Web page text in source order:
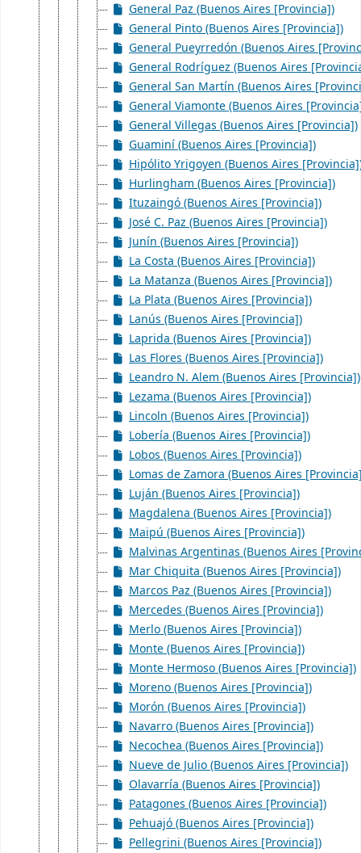
General Paz (Buenos Aires [Provincia])
General Pinto (Buenos Aires [Provincia])
General Pueyrredón (Buenos Aires
General Rodríguez (Buenos Aires
General San Martín (Buenos Aires
General Viamonte (Buenos Aires
General Villegas (Buenos Aires [Provincia])
Guaminí (Buenos Aires [Provincia])
Hipólito Yrigoyen (Buenos Aires
Hurlingham (Buenos Aires [Provincia])
Ituzaingó (Buenos Aires [Provincia])
José C. Paz (Buenos Aires [Provincia])
Junín (Buenos Aires [Provincia])
La Costa (Buenos Aires [Provincia])
La Matanza (Buenos Aires [Provincia])
La Plata (Buenos Aires [Provincia])
Lanús (Buenos Aires [Provincia])
Laprida (Buenos Aires [Provincia])
Las Flores (Buenos Aires [Provincia])
Leandro N. Alem (Buenos Aires [Provincia])
Lezama (Buenos Aires [Provincia])
Lincoln (Buenos Aires [Provincia])
Lobería (Buenos Aires [Provincia])
Lobos (Buenos Aires [Provincia])
Lomas de Zamora (Buenos Aires
Luján (Buenos Aires [Provincia])
Magdalena (Buenos Aires [Provincia])
Maipú (Buenos Aires [Provincia])
Malvinas Argentinas (Buenos Aires
Mar Chiquita (Buenos Aires [Provincia])
Marcos Paz (Buenos Aires [Provincia])
Mercedes (Buenos Aires [Provincia])
Merlo (Buenos Aires [Provincia])
Monte (Buenos Aires [Provincia])
Monte Hermoso (Buenos Aires [Provincia])
Moreno (Buenos Aires [Provincia])
Morón (Buenos Aires [Provincia])
Navarro (Buenos Aires [Provincia])
Necochea (Buenos Aires [Provincia])
Nueve de Julio (Buenos Aires [Provincia])
Olavarría (Buenos Aires [Provincia])
Patagones (Buenos Aires [Provincia])
Pehuajó (Buenos Aires [Provincia])
Pellegrini (Buenos Aires [Provincia])